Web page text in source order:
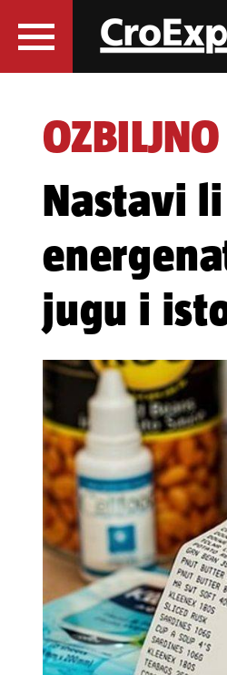
Nastavi
jugu i